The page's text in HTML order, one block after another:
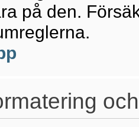
på den.